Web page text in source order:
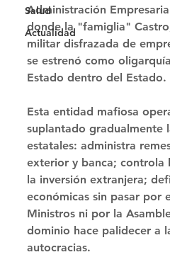
Salud
Actualidad
Administración
donde la "famiglia"
militar disfrazada de
se estrenó como
Estado dentro del Estado.
Esta entidad mafiosa
suplantado gradualmente
estatales: administra
exterior y banca; controla
la inversión extranjera;
económicas sin pasar por
Ministros ni por la
dominio hace palidecer a
autocracias.